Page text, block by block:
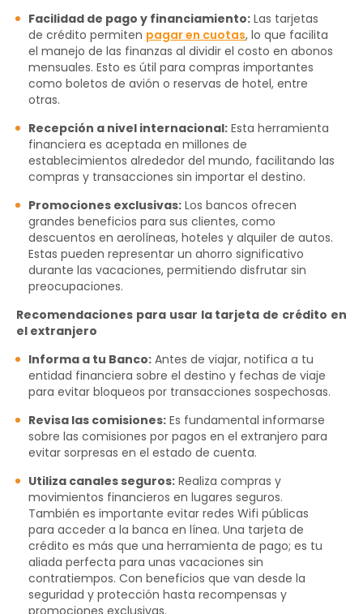
Facilidad de pago y financiamiento: Las tarjetas
de crédito permiten pagar en cuotas, lo que facilita
el manejo de las finanzas al dividir el costo en abonos
mensuales. Esto es útil para compras importantes
como boletos de avión o reservas de hotel, entre
otras.
Recepción a nivel internacional: Esta herramienta
financiera es aceptada en millones de
establecimientos alrededor del mundo, facilitando las
compras y transacciones sin importar el destino.
Promociones exclusivas: Los bancos ofrecen
grandes beneficios para sus clientes, como
descuentos en aerolíneas, hoteles y alquiler de autos.
Estas pueden representar un ahorro significativo
durante las vacaciones, permitiendo disfrutar sin
preocupaciones.
Recomendaciones para usar la tarjeta de crédito en
el extranjero
Informa a tu Banco: Antes de viajar, notifica a tu
entidad financiera sobre el destino y fechas de viaje
para evitar bloqueos por transacciones sospechosas.
Revisa las comisiones: Es fundamental informarse
sobre las comisiones por pagos en el extranjero para
evitar sorpresas en el estado de cuenta.
Utiliza canales seguros: Realiza compras y
movimientos financieros en lugares seguros.
También es importante evitar redes Wifi públicas
para acceder a la banca en línea. Una tarjeta de
crédito es más que una herramienta de pago; es tu
aliada perfecta para unas vacaciones sin
contratiempos. Con beneficios que van desde la
seguridad y protección hasta recompensas y